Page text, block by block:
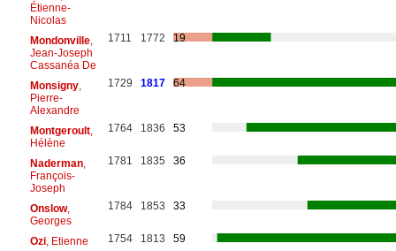
Étienne-
Nicolas
Mondonville,
Jean-Joseph
Cassanéa De
1711 1772 19
Monsigny,
Pierre-
Alexandre
1729 1817 64
Montgeroult,
Hélène
1764 1836 53
Naderman,
François-
Joseph
1781 1835 36
Onslow,
Georges
1784 1853 33
Ozi, Etienne 1754 1813
59